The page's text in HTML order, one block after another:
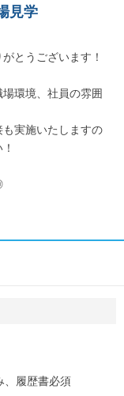
見学
とうございます！
環境、社員の雰囲
実施いたしますの
履歴書必須